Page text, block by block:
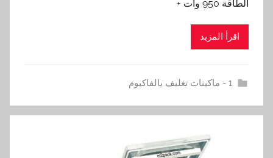
الطاقة 950 وات +
اقرأ المزيد
1 - ماكينات تغليف بالفاكيوم